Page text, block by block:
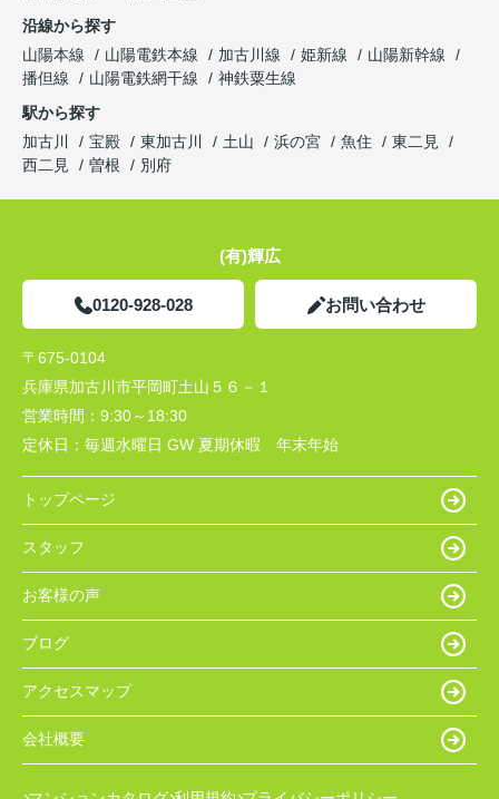
沿線から探す
山陽本線
山陽電鉄本線 加古川線 姫新線
山陽新幹線
播但線
山陽電鉄網干線
神鉄粟生線
駅から探す
加古川
宝殿 東加古川 土山 浜の宮 魚住
東二見
西二見
曽根 別府
(有)輝広
0120-928-028 お問い合わせ
〒675-0104
兵庫県加古川市平岡町土山５６－１
営業時間： 9:30～18:30
定休日： 毎週水曜日 GW 夏期休暇 年末年始
トップページ
スタッフ
お客様の声
ブログ
アクセスマップ
会社概要